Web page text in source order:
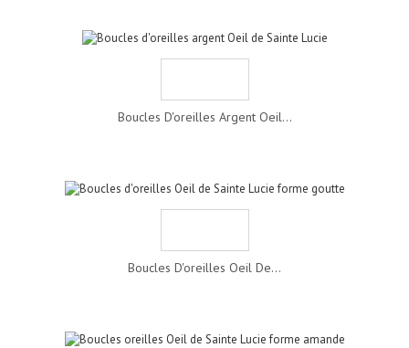
Boucles D'oreilles Argent Oeil...
Boucles D'oreilles Oeil De...